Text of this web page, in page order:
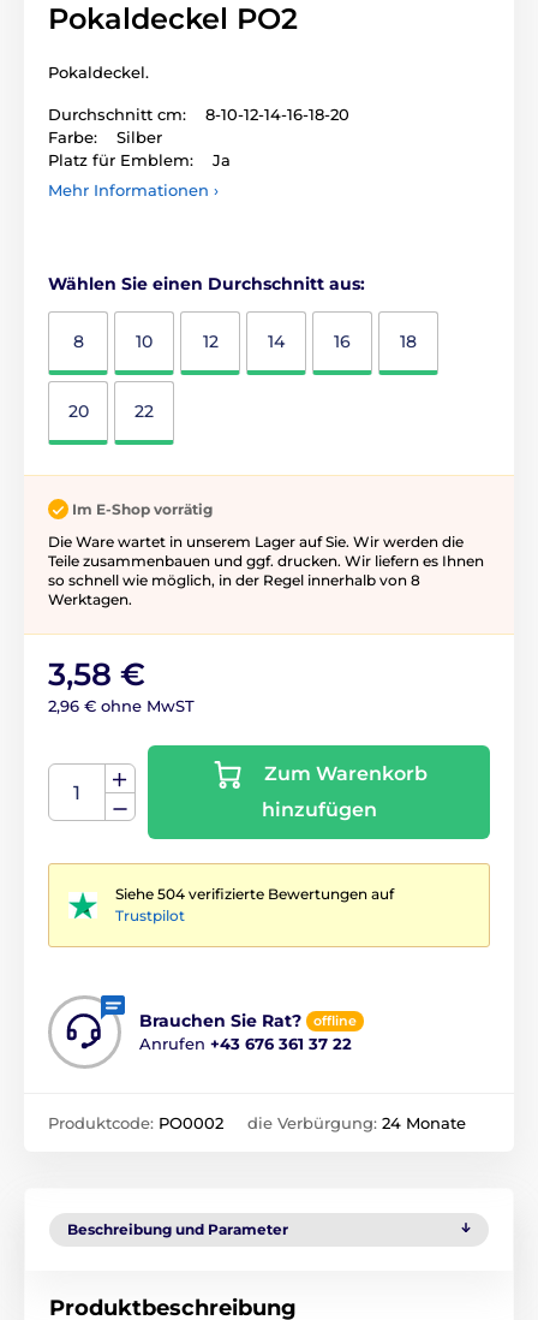
Pokaldeckel PO2
Pokaldeckel.
Durchschnitt cm: 8-10-12-14-16-18-20
Farbe: Silber
Platz für Emblem: Ja
Mehr Informationen ›
Wählen Sie einen Durchschnitt aus:
8 10 12 14 16 18
20 22
Im E-Shop vorrätig
Die Ware wartet in unserem Lager auf Sie. Wir werden die
Teile zusammenbauen und ggf. drucken. Wir liefern es Ihnen
so schnell wie möglich, in der Regel innerhalb von 8
Werktagen.
3,58 €
2,96 € ohne MwST
Zum Warenkorb
hinzufügen
Siehe 504 verifizierte Bewertungen auf
Trustpilot
Brauchen Sie Rat? offline
Anrufen +43 676 361 37 22
Produktcode: PO0002 die Verbürgung: 24 Monate
Beschreibung und Parameter
Produktbeschreibung